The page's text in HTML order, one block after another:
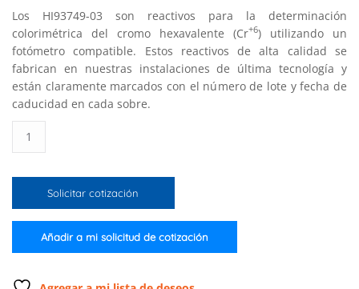
Los HI93749-03 son reactivos para la determinación
colorimétrica del cromo hexavalente (Cr+6) utilizando un
fotómetro compatible. Estos reactivos de alta calidad se
fabrican en nuestras instalaciones de última tecnología y
están claramente marcados con el número de lote y fecha de
caducidad en cada sobre.
para
de
pruebas)
cantidad
Solicitar cotización
Añadir a mi solicitud de cotización